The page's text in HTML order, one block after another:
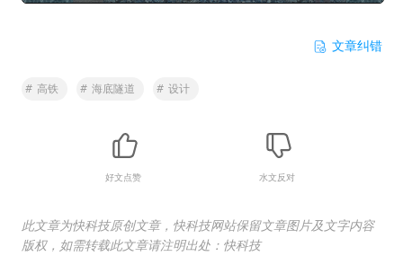
文章纠错
# 高铁 # 海底隧道 # 设计
好文点赞 水文反对
此文章为快科技原创文章，快科技网站保留文章图片及文字内容
版权，如需转载此文章请注明出处：快科技